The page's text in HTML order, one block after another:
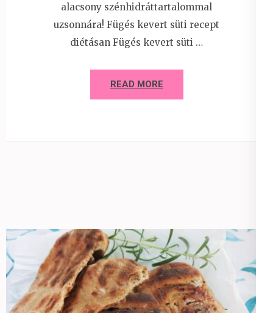
alacsony szénhidráttartalommal
uzsonnára! Fügés kevert süti recept
diétásan Fügés kevert süti …
READ MORE